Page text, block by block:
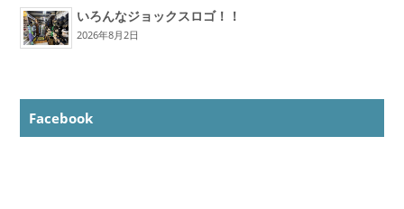
いろんなジョックスロゴ！！
2026年8月2日
Facebook